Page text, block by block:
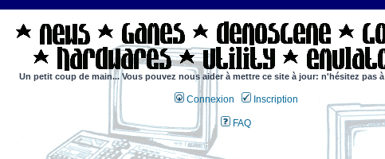
Un petit coup de main... Vous pouvez nous aider à mettre ce site à jour: n'hésitez pas à
Connexion Inscription
FAQ